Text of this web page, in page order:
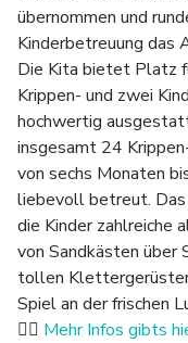
übernommen und
Kinderbetreuung das
Die Kita bietet Platz
Krippen- und zwei
hochwertig
insgesamt 24
von sechs Monaten
liebevoll betreut.
die Kinder zahlreiche
von Sandkästen über
tollen
Spiel an der frischen
👉🏼 Mehr Infos gibts